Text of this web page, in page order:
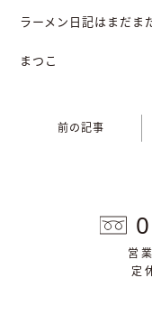
ラーメン日記はまだま
まつこ
前の記事
営
定